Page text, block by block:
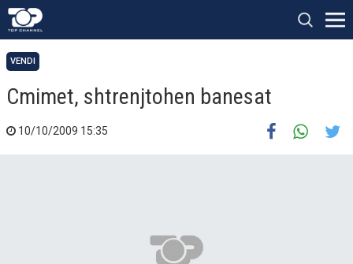
VENDI
Cmimet, shtrenjtohen banesat
10/10/2009 15:35